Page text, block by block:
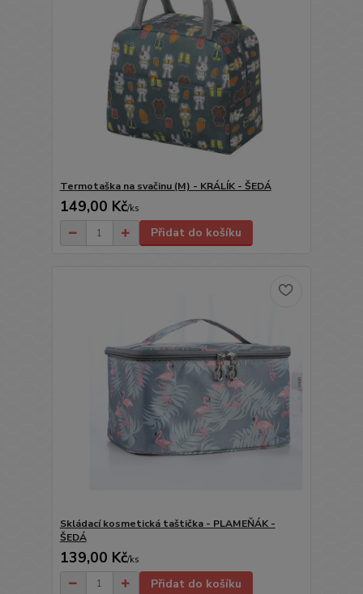
Termotaška na svačinu (M) - KRÁLÍK - ŠEDÁ
149,00 Kč/ks
Přidat do košíku
Skládací kosmetická taštička - PLAMEŇÁK -
ŠEDÁ
139,00 Kč/ks
Přidat do košíku